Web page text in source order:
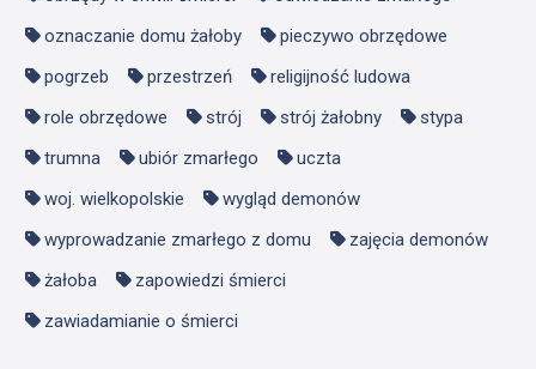
oznaczanie domu żałoby
pieczywo obrzędowe
pogrzeb
przestrzeń
religijność ludowa
role obrzędowe
strój strój żałobny
stypa
trumna
ubiór zmarłego
uczta
woj. wielkopolskie
wygląd demonów
wyprowadzanie zmarłego z domu
zajęcia demonów
żałoba
zapowiedzi śmierci
zawiadamianie o śmierci